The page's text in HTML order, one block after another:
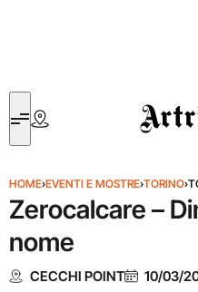
Artribune
HOME›EVENTI E MOSTRE›TORINO›
Zerocalcare –
nome
CECCHI POINT 10/03/